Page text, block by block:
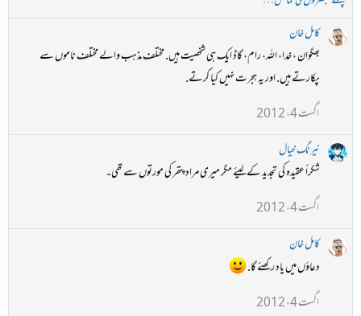
کامل خان
بھگوان ، خدا، اللہ، رام، گاڈ ایک ہی شخصیت ہیں. مختلف مذہب والے مختلف ناموں سے
پکارتے ہیں. اور یہ ہجرت نہیں کیا کرتے.
اگست 4، 2012
نیرنگ خیال
شکراً عقیدہ کی تجدید کےلیئے مگر میری مراد پتھر کی مورتوں سے تھی۔
اگست 4، 2012
کامل خان
دعاؤں میں یاد رکھئے گا.
اگست 4، 2012